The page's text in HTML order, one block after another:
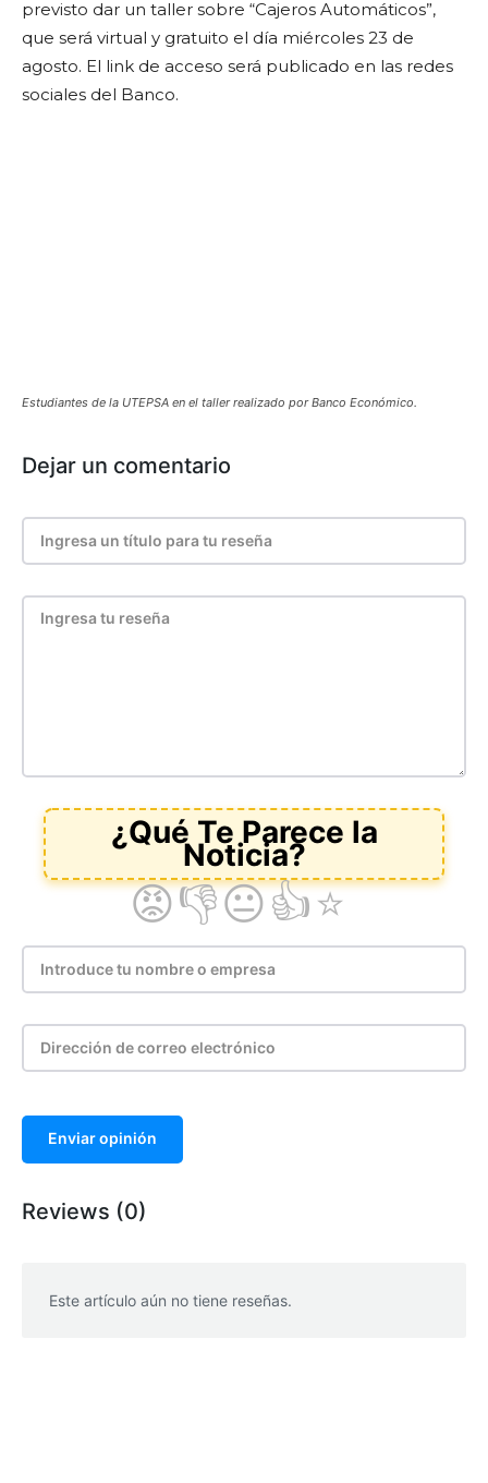
previsto dar un taller sobre “Cajeros Automáticos”,
que será virtual y gratuito el día miércoles 23 de
agosto. El link de acceso será publicado en las redes
sociales del Banco.
Estudiantes de la UTEPSA en el taller realizado por Banco Económico.
Dejar un comentario
Enviar opinión
Reviews (0)
Este artículo aún no tiene reseñas.